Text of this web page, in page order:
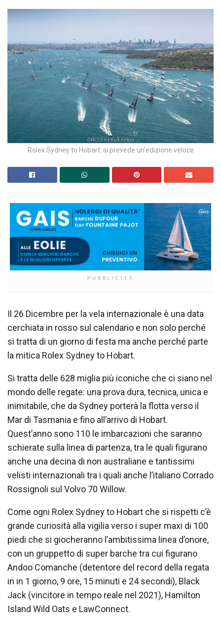
Rolex Sydney to Hobart: si prevede un’edizione veloce
PUBBLICITÀ
Il 26 Dicembre per la vela internazionale è una data
cerchiata in rosso sul calendario e non solo perché
si tratta di un giorno di festa ma anche perché parte
la mitica Rolex Sydney to Hobart.
Si tratta delle 628 miglia più iconiche che ci siano nel
mondo delle regate: una prova dura, tecnica, unica e
inimitabile, che da Sydney porterà la flotta verso il
Mar di Tasmania e fino all’arrivo di Hobart.
Quest’anno sono 110 le imbarcazioni che saranno
schierate sulla linea di partenza, tra le quali figurano
anche una decina di non australiane e tantissimi
velisti internazionali tra i quali anche l’italiano Corrado
Rossignoli sul Volvo 70 Willow.
Come ogni Rolex Sydney to Hobart che si rispetti c’è
grande curiosità alla vigilia verso i super maxi di 100
piedi che si giocheranno l’ambitissima linea d’onore,
con un gruppetto di super barche tra cui figurano
Andoo Comanche (detentore del record della regata
in in 1 giorno, 9 ore, 15 minuti e 24 secondi), Black
Jack (vincitore in tempo reale nel 2021), Hamilton
Island Wild Oats e LawConnect.